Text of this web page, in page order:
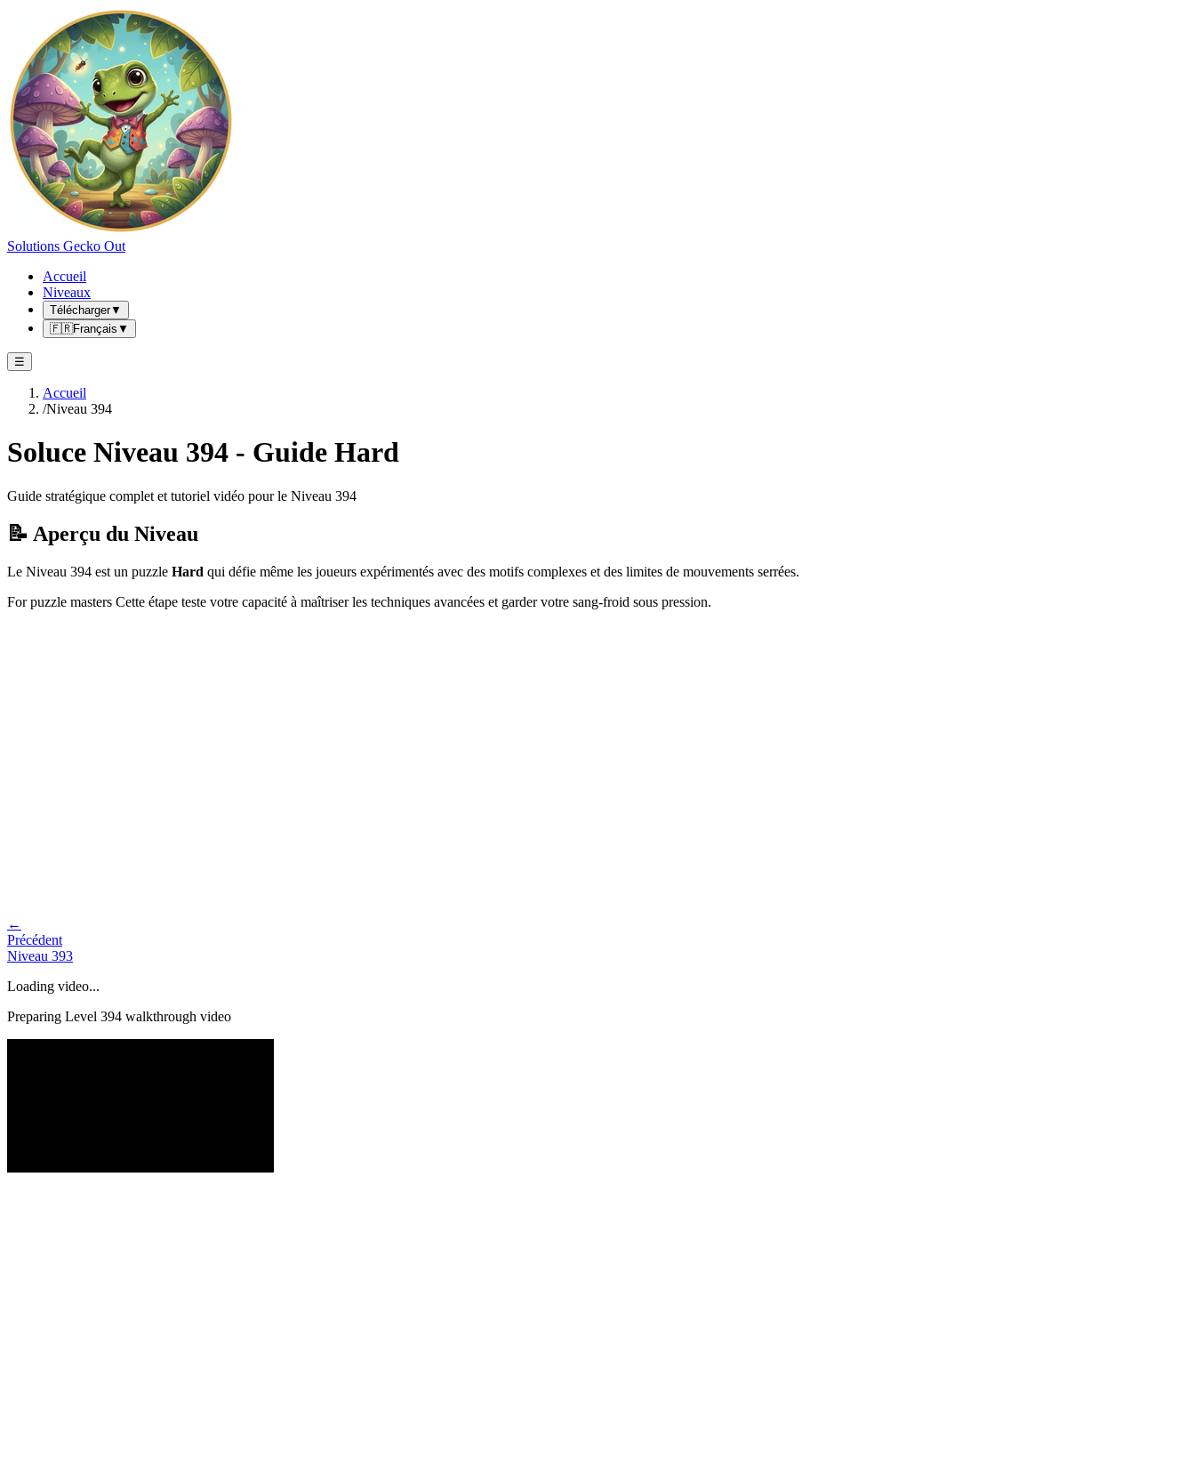
Solutions Gecko Out
Accueil
Niveaux
Télécharger▼
🇫🇷Français ▼
☰
Accueil
/Niveau 394
Soluce Niveau 394 - Guide Hard
Guide stratégique complet et tutoriel vidéo pour le Niveau 394
📝 Aperçu du Niveau
Le Niveau 394 est un puzzle Hard qui défie même les joueurs expérimentés avec des motifs complexes et des limites de mouvements serrées.
For puzzle masters Cette étape teste votre capacité à maîtriser les techniques avancées et garder votre sang-froid sous pression.
←
Précédent
Niveau 393
Loading video...
Preparing Level 394 walkthrough video